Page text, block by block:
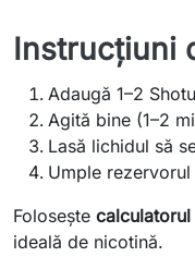
Instrucțiuni
Adaugă 1–2
Agită bine (1–2
Lasă lichidul să
Umple
Folosește calculatorul
ideală de nicotină.